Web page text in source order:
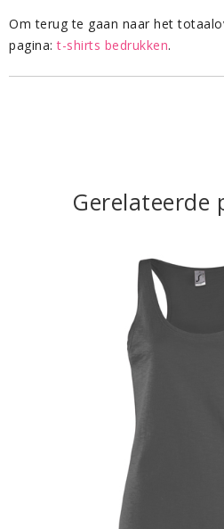
Om terug te gaan naar het
pagina:t-shirts bedrukken.
Gerelateerde